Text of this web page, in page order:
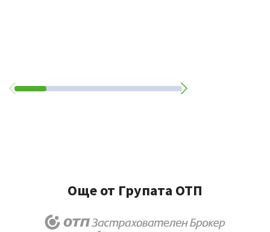
Още от Групата ОТП